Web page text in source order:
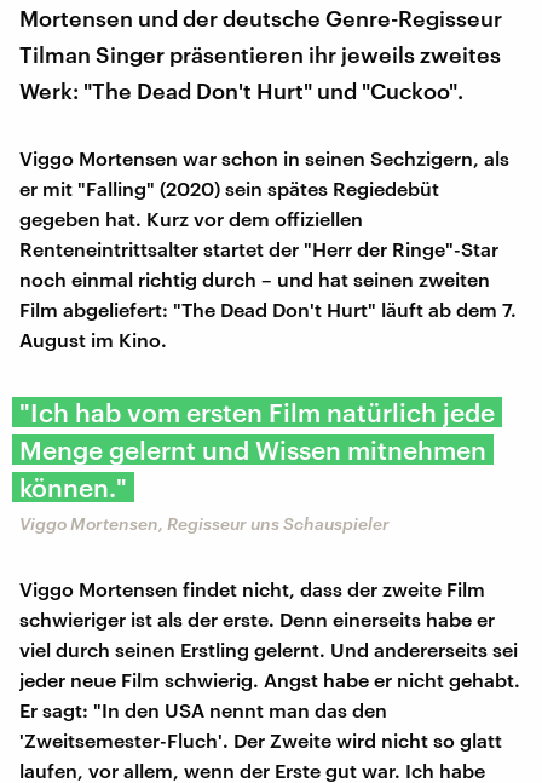
Mortensen und der deutsche Genre-Regisseur
Tilman Singer präsentieren ihr jeweils zweites
Werk: "The Dead Don't Hurt" und "Cuckoo".
Viggo Mortensen war schon in seinen Sechzigern, als
er mit "Falling" (2020) sein spätes Regiedebüt
gegeben hat. Kurz vor dem offiziellen
Renteneintrittsalter startet der "Herr der Ringe"-Star
noch einmal richtig durch – und hat seinen zweiten
Film abgeliefert: "The Dead Don't Hurt" läuft ab dem 7.
August im Kino.
"Ich hab vom ersten Film natürlich jede
Menge gelernt und Wissen mitnehmen
können."
Viggo Mortensen, Regisseur uns Schauspieler
Viggo Mortensen findet nicht, dass der zweite Film
schwieriger ist als der erste. Denn einerseits habe er
viel durch seinen Erstling gelernt. Und andererseits sei
jeder neue Film schwierig. Angst habe er nicht gehabt.
Er sagt: "In den USA nennt man das den
'Zweitsemester-Fluch'. Der Zweite wird nicht so glatt
laufen, vor allem, wenn der Erste gut war. Ich habe